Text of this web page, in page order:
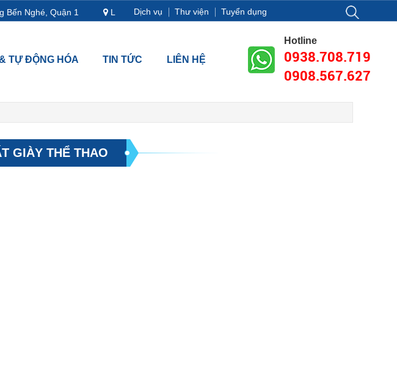
Nghé, Quận 1 L18-11-13, Tầng 18, tòa nhà Vincom Center Đồng Khởi, Số 72 Lê Thánh
Dịch vụ Thư viện Tuyển dụng
TỰ ĐỘNG HÓA TIN TỨC LIÊN HỆ
Hotline
0938.708.719
0908.567.627
GIÀY THỂ THAO